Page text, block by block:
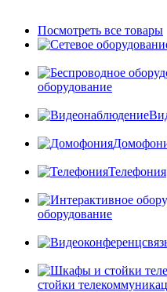
Посмотреть все товары
оборудование
Телефония
оборудование
стойки